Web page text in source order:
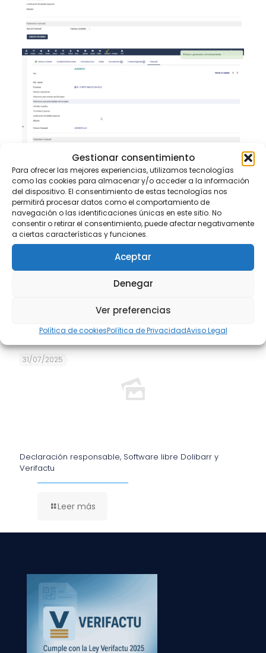
Gestionar consentimiento
Para ofrecer las mejores experiencias, utilizamos tecnologías
como las cookies para almacenar y/o acceder a la información
del dispositivo. El consentimiento de estas tecnologías nos
permitirá procesar datos como el comportamiento de
navegación o las identificaciones únicas en este sitio. No
consentir o retirar el consentimiento, puede afectar negativamente
a ciertas características y funciones.
Aceptar
Denegar
Ver preferencias
Política de cookiesPolítica de PrivacidadAviso Legal
31/07/2025
Declaración responsable, Software libre Dolibarr y
Verifactu
Leer más